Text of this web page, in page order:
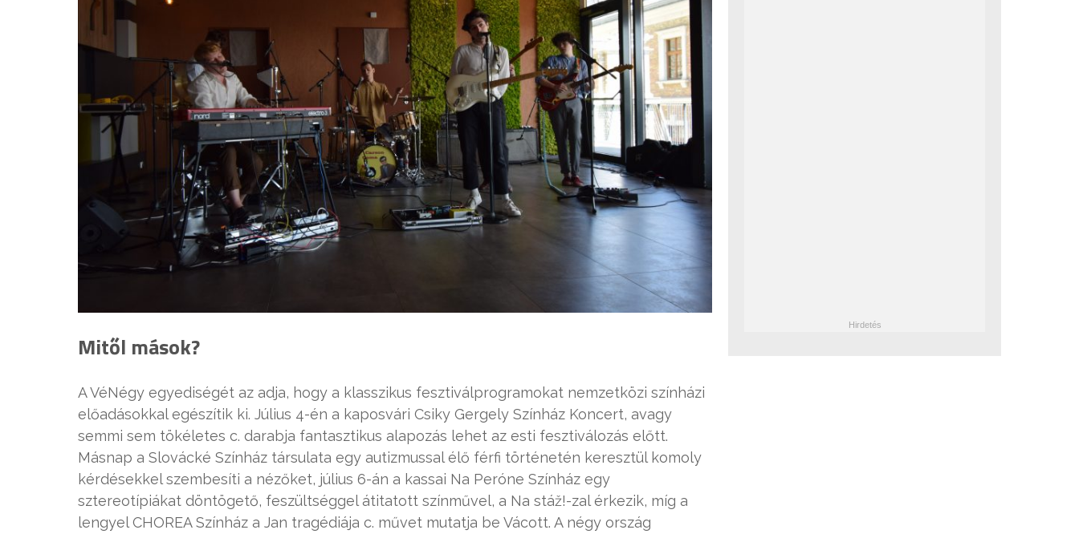
Mitől mások?
A VéNégy egyediségét az adja, hogy a klasszikus fesztiválprogramokat nemzetközi színházi
előadásokkal egészítik ki. Július 4-én a kaposvári Csiky Gergely Színház Koncert, avagy
semmi sem tökéletes c. darabja fantasztikus alapozás lehet az esti fesztiválozás előtt.
Másnap a Slovácké Színház társulata egy autizmussal élő férfi történetén keresztül komoly
kérdésekkel szembesíti a nézőket, július 6-án a kassai Na Peróne Színház egy
sztereotípiákat döntögető, feszültséggel átitatott színművel, a Na stáž!-zal érkezik, míg a
lengyel CHOREA Színház a Jan tragédiája c. művet mutatja be Vácott. A négy ország